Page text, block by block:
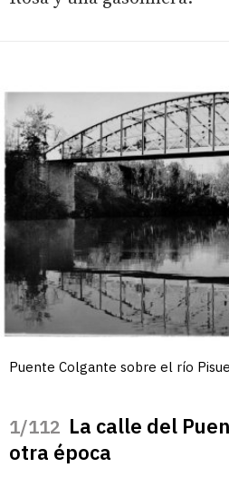
Puente Colgante sobre el río
/112 La calle del
otra época